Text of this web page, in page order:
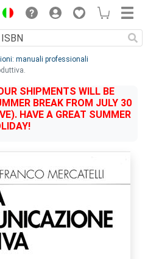
manuali professionali
SHIPMENTS WILL BE
BREAK FROM JULY 30
HAVE A GREAT SUMMER